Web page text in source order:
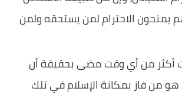
يمنحون الاحترام لمن يستحقه ولمن
أكثر من أي وقت مضى بحقيقة أن
من فاز بمكانة الإسلام في تلك